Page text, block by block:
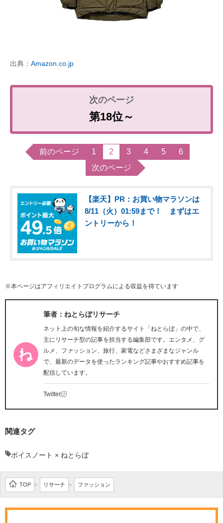
出典： Amazon.co.jp
第18位～
前のページ 1 2 3 4 5
6
次のページ
【楽天】PR：お買い物マラソンは
8/11（火）01:59まで！ まずはエ
ントリーから！
※本ページはアフィリエイトプログラムによる収益を得ています
筆者：ねとらぼリサーチ
ネット上の旬な情報を紹介するサイト「ねとらぼ」の中で、
主にリサーチ型の記事を担当する編集部です。エンタメ、グ
ルメ、ファッション、旅行、家電などさまざまなジャンル
で、最新のデータを使ったランキング記事やおすすめ記事を
配信しています。
Twitter
関連タグ
ボイスノート × ねとらぼ
TOP > リサーチ > ファッション